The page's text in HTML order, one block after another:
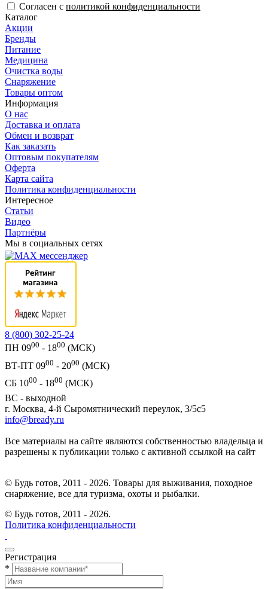
Согласен с политикой конфиденциальности
Каталог
Акции
Бренды
Питание
Медицина
Очистка воды
Снаряжение
Товары оптом
Информация
О нас
Доставка и оплата
Обмен и возврат
Как заказать
Оптовым покупателям
Оферта
Карта сайта
Политика конфиденциальности
Интересное
Статьи
Видео
Партнёры
Мы в социальных сетях
8 (800) 302-25-24
ПН 0900 - 1800 (МСК)
ВТ-ПТ 0900 - 2000 (МСК)
СБ 1000 - 1800 (МСК)
ВС - выходной
г. Москва, 4-й Сыромятнический переулок, 3/5с5
info@bready.ru
Все материалы на сайте являются собственностью владельца и
разрешены к публикации только с активной ссылкой на сайт
© Будь готов, 2011 - 2026. Товары для выживания, походное
снаряжение, все для туризма, охоты и рыбалки.
© Будь готов, 2011 - 2026.
Политика конфиденциальности
Регистрация
*